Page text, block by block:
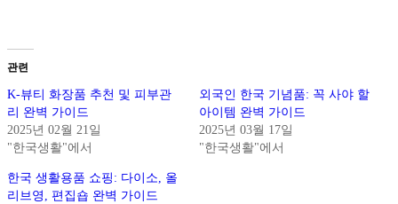
관련
K-뷰티 화장품 추천 및 피부관
리 완벽 가이드
2025년 02월 21일
"한국생활"에서
외국인 한국 기념품: 꼭 사야 할
아이템 완벽 가이드
2025년 03월 17일
"한국생활"에서
한국 생활용품 쇼핑: 다이소, 올
리브영, 편집숍 완벽 가이드